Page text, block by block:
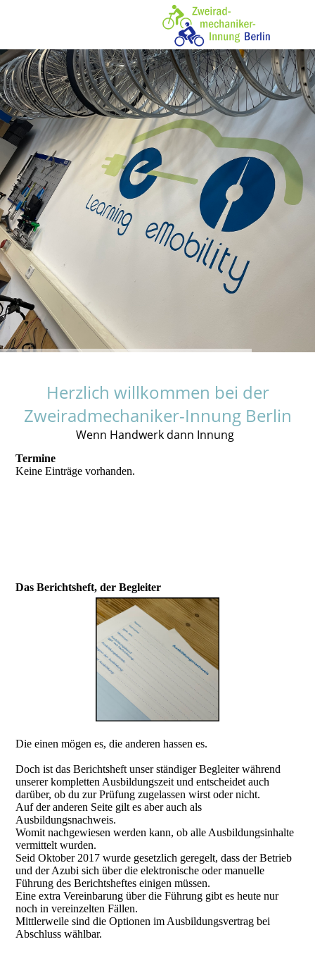
Herzlich willkommen bei der
Zweiradmechaniker-Innung Berlin
Wenn Handwerk dann Innung
Termine
Keine Einträge vorhanden.
Das Berichtsheft, der Begleiter
Die einen mögen es, die anderen hassen es.
Doch ist das Berichtsheft unser ständiger Begleiter während
unserer kompletten Ausbildungszeit und entscheidet auch
darüber, ob du zur Prüfung zugelassen wirst oder nicht.
Auf der anderen Seite gilt es aber auch als
Ausbildungsnachweis.
Womit nachgewiesen werden kann, ob alle Ausbildungsinhalte
vermittelt wurden.
Seid Oktober 2017 wurde gesetzlich geregelt, dass der Betrieb
und der Azubi sich über die elektronische oder manuelle
Führung des Berichtsheftes einigen müssen.
Eine extra Vereinbarung über die Führung gibt es heute nur
noch in vereinzelten Fällen.
Mittlerweile sind die Optionen im Ausbildungsvertrag bei
Abschluss wählbar.